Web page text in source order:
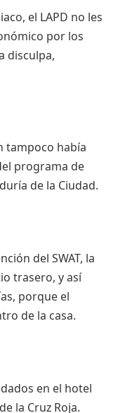
el LAPD no les
por los
disculpa,
tampoco había
programa de
de la Ciudad.
del SWAT, la
trasero, y así
porque el
de la casa.
en el hotel
la Cruz Roja.